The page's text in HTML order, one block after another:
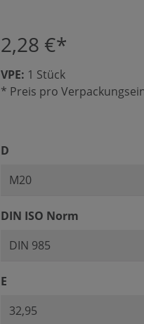
2,28 €*
VPE: 1 Stück
* Preis pro
D
DIN ISO Norm
E